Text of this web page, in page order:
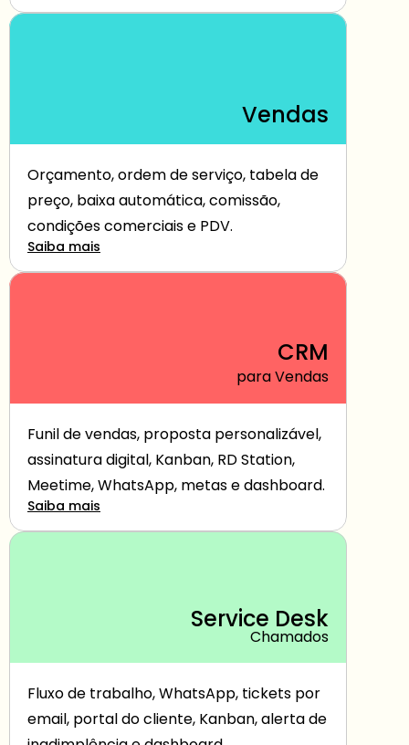
Vendas
Orçamento, ordem de serviço, tabela de
preço, baixa automática, comissão,
condições comerciais e PDV.
Saiba mais
CRM
para Vendas
Funil de vendas, proposta personalizável,
assinatura digital, Kanban, RD Station,
Meetime, WhatsApp, metas e dashboard.
Saiba mais
Service Desk
Chamados
Fluxo de trabalho, WhatsApp, tickets por
email, portal do cliente, Kanban, alerta de